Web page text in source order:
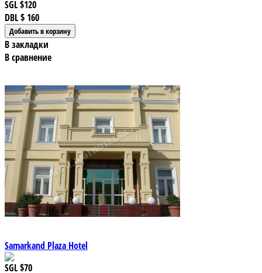
SGL$120
DBL$ 160
В закладки
В сравнение
Samarkand Plaza Hotel
SGL$70